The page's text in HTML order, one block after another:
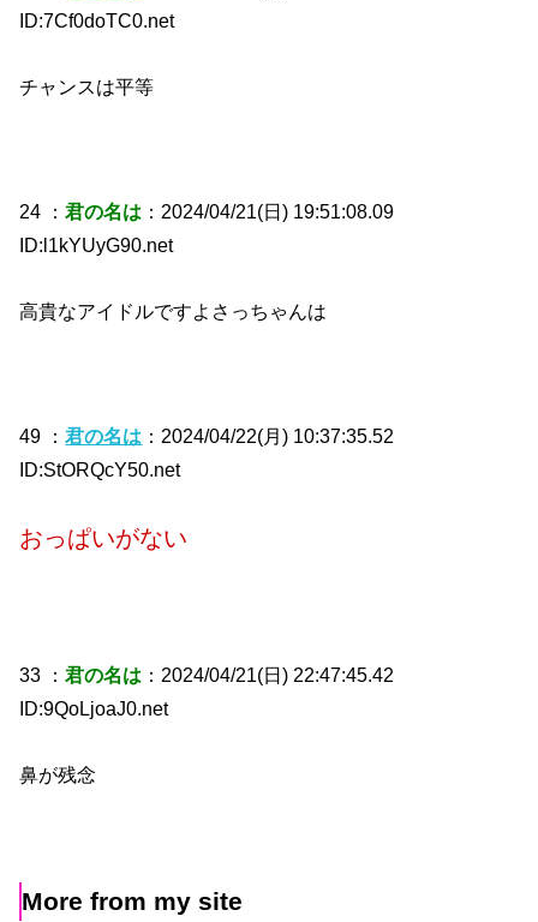
ID:7Cf0doTC0.net
チャンスは平等
24 ：君の名は ：2024/04/21(日) 19:51:08.09
ID:l1kYUyG90.net
高貴なアイドルですよさっちゃんは
49 ：君の名は ：2024/04/22(月) 10:37:35.52
ID:StORQcY50.net
おっぱいがない
33 ：君の名は ：2024/04/21(日) 22:47:45.42
ID:9QoLjoaJ0.net
鼻が残念
More from my site